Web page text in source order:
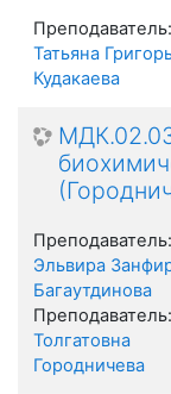
Преподаватель:
Татьяна
Кудакаева
Преподаватель:
Эльвира
Багаутдинова
Преподаватель:
Толгатовна
Городничева